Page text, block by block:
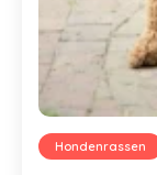
Hondenrassen